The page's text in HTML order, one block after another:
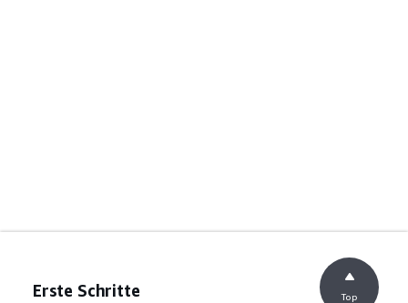
Erste Schritte Top